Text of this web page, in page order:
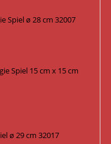
Spiel ø 28 cm 32007
Spiel 15 cm x 15 cm
ø 29 cm 32017